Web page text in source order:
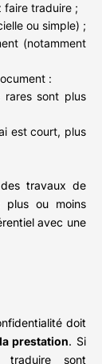
faire traduire ;
ou simple) ;
(notamment
:
rares sont plus
est court, plus
travaux de
plus ou moins
avec une
doit
prestation. Si
traduire sont